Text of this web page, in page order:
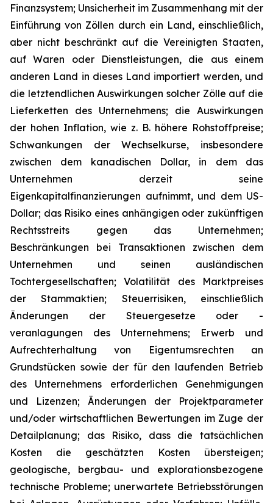
Finanzsystem; Unsicherheit im Zusammenhang mit der
Einführung von Zöllen durch ein Land, einschließlich,
aber nicht beschränkt auf die Vereinigten Staaten,
auf Waren oder Dienstleistungen, die aus einem
anderen Land in dieses Land importiert werden, und
die letztendlichen Auswirkungen solcher Zölle auf die
Lieferketten des Unternehmens; die Auswirkungen
der hohen Inflation, wie z. B. höhere Rohstoffpreise;
Schwankungen der Wechselkurse, insbesondere
zwischen dem kanadischen Dollar, in dem das
Unternehmen derzeit seine
Eigenkapitalfinanzierungen aufnimmt, und dem US-
Dollar; das Risiko eines anhängigen oder zukünftigen
Rechtsstreits gegen das Unternehmen;
Beschränkungen bei Transaktionen zwischen dem
Unternehmen und seinen ausländischen
Tochtergesellschaften; Volatilität des Marktpreises
der Stammaktien; Steuerrisiken, einschließlich
Änderungen der Steuergesetze oder -
veranlagungen des Unternehmens; Erwerb und
Aufrechterhaltung von Eigentumsrechten an
Grundstücken sowie der für den laufenden Betrieb
des Unternehmens erforderlichen Genehmigungen
und Lizenzen; Änderungen der Projektparameter
und/oder wirtschaftlichen Bewertungen im Zuge der
Detailplanung; das Risiko, dass die tatsächlichen
Kosten die geschätzten Kosten übersteigen;
geologische, bergbau- und explorationsbezogene
technische Probleme; unerwartete Betriebsstörungen